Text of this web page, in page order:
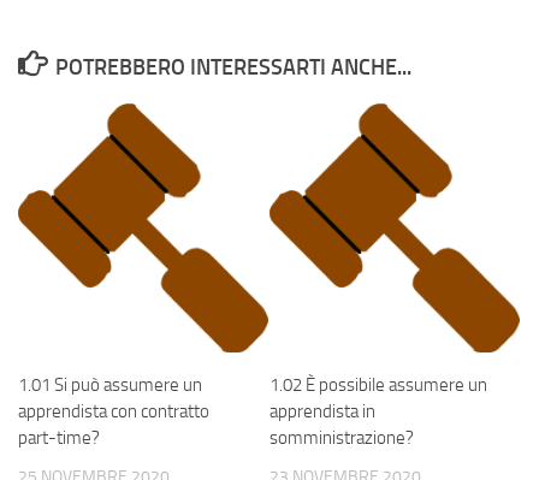
POTREBBERO INTERESSARTI ANCHE...
1.01 Si può assumere un
apprendista con contratto
part-time?
1.02 È possibile assumere un
apprendista in
somministrazione?